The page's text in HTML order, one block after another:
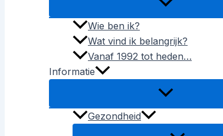
Wie ben ik?
Wat vind ik belangrijk?
Vanaf 1992 tot heden…
Informatie
Gezondheid